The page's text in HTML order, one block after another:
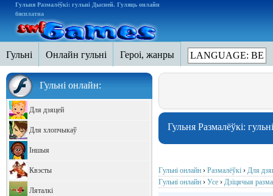
Гульня Размалёўкі: гульні Дысней. Гуляць онлайн
бясплатна
Гульні Онлайн гульні Героі, жанры LANGUAGE: BE
Гульні онлайн:
Для дзяцей
Для хлопчыкаў
Іншыя
Квэсты
Ляталкі
Гульня Размалёўкі:
Гульні онлайн › Размалёўкі › Для
Гульні онлайн › Усе › Дзіцячыя